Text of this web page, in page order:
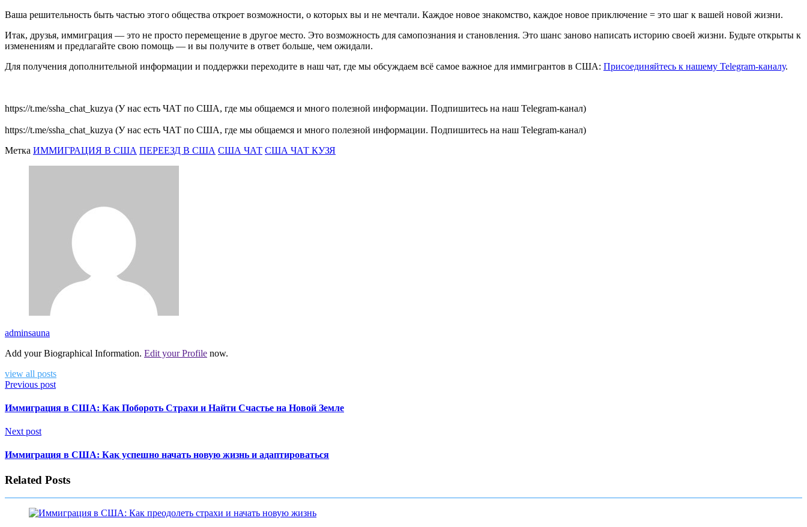
Ваша решительность быть частью этого общества откроет возможности, о которых вы и не мечтали. Каждое новое знакомство, каждое новое приключение = это шаг к вашей новой жизни.
Итак, друзья, иммиграция — это не просто перемещение в другое место. Это возможность для самопознания и становления. Это шанс заново написать историю своей жизни. Будьте открыты к
изменениям и предлагайте свою помощь — и вы получите в ответ больше, чем ожидали.
Для получения дополнительной информации и поддержки переходите в наш чат, где мы обсуждаем всё самое важное для иммигрантов в США: Присоединяйтесь к нашему Telegram-каналу.
https://t.me/ssha_chat_kuzya (У нас есть ЧАТ по США, где мы общаемся и много полезной информации. Подпишитесь на наш Telegram-канал)
https://t.me/ssha_chat_kuzya (У нас есть ЧАТ по США, где мы общаемся и много полезной информации. Подпишитесь на наш Telegram-канал)
Метка ИММИГРАЦИЯ В США ПЕРЕЕЗД В США США ЧАТ США ЧАТ КУЗЯ
adminsauna
Add your Biographical Information. Edit your Profile now.
view all posts
Previous post
Иммиграция в США: Как Побороть Страхи и Найти Счастье на Новой Земле
Next post
Иммиграция в США: Как успешно начать новую жизнь и адаптироваться
Related Posts